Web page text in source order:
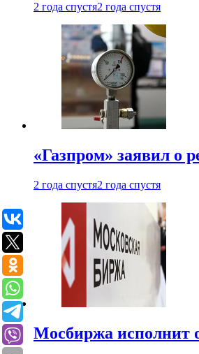
2 года спустя2 года спустя
«Газпром» заявил о
2 года спустя2 года спустя
Мосбиржа исполнит